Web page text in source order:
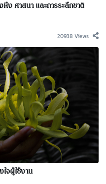
หึง ศาสนา และการระลึกชาติ
20938 Views
จผู้ใช้งาน